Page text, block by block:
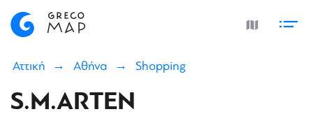
Αττική Αθήνα Shopping
S.M.ARTEN